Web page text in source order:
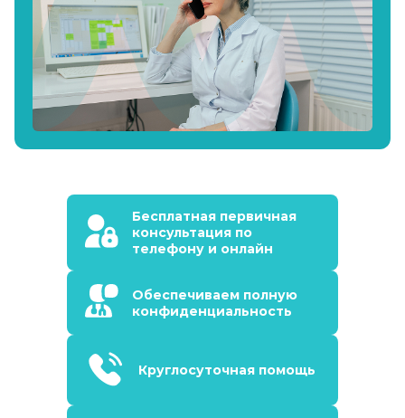
Бесплатная первичная
консультация по
телефону и онлайн
Обеспечиваем полную
конфиденциальность
Круглосуточная помощь